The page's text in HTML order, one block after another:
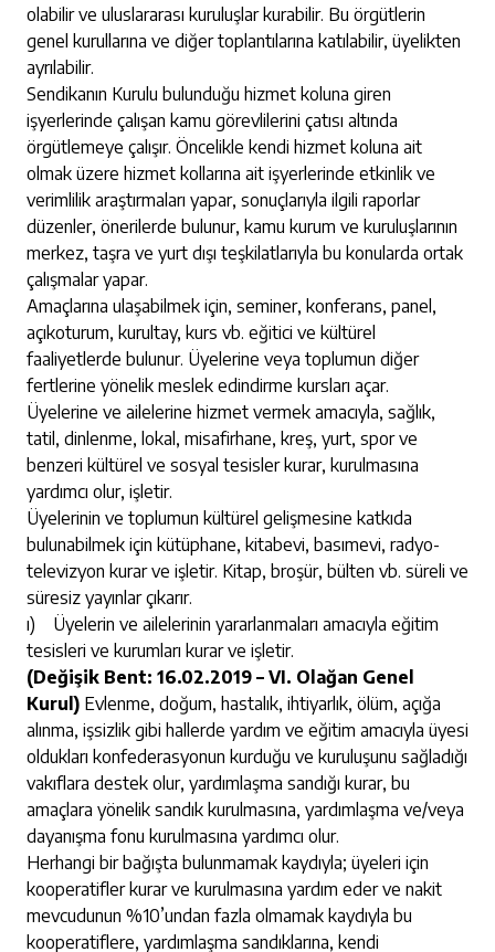
olabilir ve uluslararası kuruluşlar kurabilir. Bu örgütlerin
genel kurullarına ve diğer toplantılarına katılabilir, üyelikten
ayrılabilir.
Sendikanın Kurulu bulunduğu hizmet koluna giren
işyerlerinde çalışan kamu görevlilerini çatısı altında
örgütlemeye çalışır. Öncelikle kendi hizmet koluna ait
olmak üzere hizmet kollarına ait işyerlerinde etkinlik ve
verimlilik araştırmaları yapar, sonuçlarıyla ilgili raporlar
düzenler, önerilerde bulunur, kamu kurum ve kuruluşlarının
merkez, taşra ve yurt dışı teşkilatlarıyla bu konularda ortak
çalışmalar yapar.
Amaçlarına ulaşabilmek için, seminer, konferans, panel,
açıkoturum, kurultay, kurs vb. eğitici ve kültürel
faaliyetlerde bulunur. Üyelerine veya toplumun diğer
fertlerine yönelik meslek edindirme kursları açar.
Üyelerine ve ailelerine hizmet vermek amacıyla, sağlık,
tatil, dinlenme, lokal, misafirhane, kreş, yurt, spor ve
benzeri kültürel ve sosyal tesisler kurar, kurulmasına
yardımcı olur, işletir.
Üyelerinin ve toplumun kültürel gelişmesine katkıda
bulunabilmek için kütüphane, kitabevi, basımevi, radyo-
televizyon kurar ve işletir. Kitap, broşür, bülten vb. süreli ve
süresiz yayınlar çıkarır.
ı) Üyelerin ve ailelerinin yararlanmaları amacıyla eğitim
tesisleri ve kurumları kurar ve işletir.
(Değişik Bent: 16.02.2019 – VI. Olağan Genel
Kurul) Evlenme, doğum, hastalık, ihtiyarlık, ölüm, açığa
alınma, işsizlik gibi hallerde yardım ve eğitim amacıyla üyesi
oldukları konfederasyonun kurduğu ve kuruluşunu sağladığı
vakıflara destek olur, yardımlaşma sandığı kurar, bu
amaçlara yönelik sandık kurulmasına, yardımlaşma ve/veya
dayanışma fonu kurulmasına yardımcı olur.
Herhangi bir bağışta bulunmamak kaydıyla; üyeleri için
kooperatifler kurar ve kurulmasına yardım eder ve nakit
mevcudunun %10’undan fazla olmamak kaydıyla bu
kooperatiflere, yardımlaşma sandıklarına, kendi